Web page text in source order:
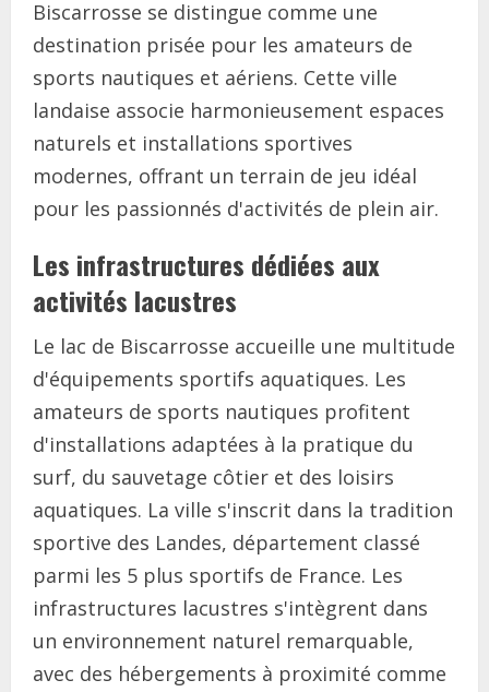
Biscarrosse se distingue comme une
destination prisée pour les amateurs de
sports nautiques et aériens. Cette ville
landaise associe harmonieusement espaces
naturels et installations sportives
modernes, offrant un terrain de jeu idéal
pour les passionnés d'activités de plein air.
Les infrastructures dédiées aux
activités lacustres
Le lac de Biscarrosse accueille une multitude
d'équipements sportifs aquatiques. Les
amateurs de sports nautiques profitent
d'installations adaptées à la pratique du
surf, du sauvetage côtier et des loisirs
aquatiques. La ville s'inscrit dans la tradition
sportive des Landes, département classé
parmi les 5 plus sportifs de France. Les
infrastructures lacustres s'intègrent dans
un environnement naturel remarquable,
avec des hébergements à proximité comme